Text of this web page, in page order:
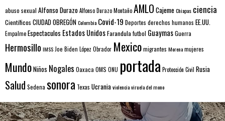
abuso sexual Alfonso DurazoAlfonso Durazo MontañoAMLO CajemeChiapas ciencia
Científicos CIUDAD OBREGÓNColombia Covid-19 Deportes derechos humanos EE.UU.
EmpalmeEspectaculos Estados UnidosFarandula futbol GuaymasGuerra
Hermosillo IMSS Joe Biden López Obrador Mexicomigrantes Morenamujeres
MundoNiños Nogales Oaxaca OMS ONU portada Protección Civil Rusia
Salud Sedena sonora Texas Ucraniaviolenciaviruela del mono